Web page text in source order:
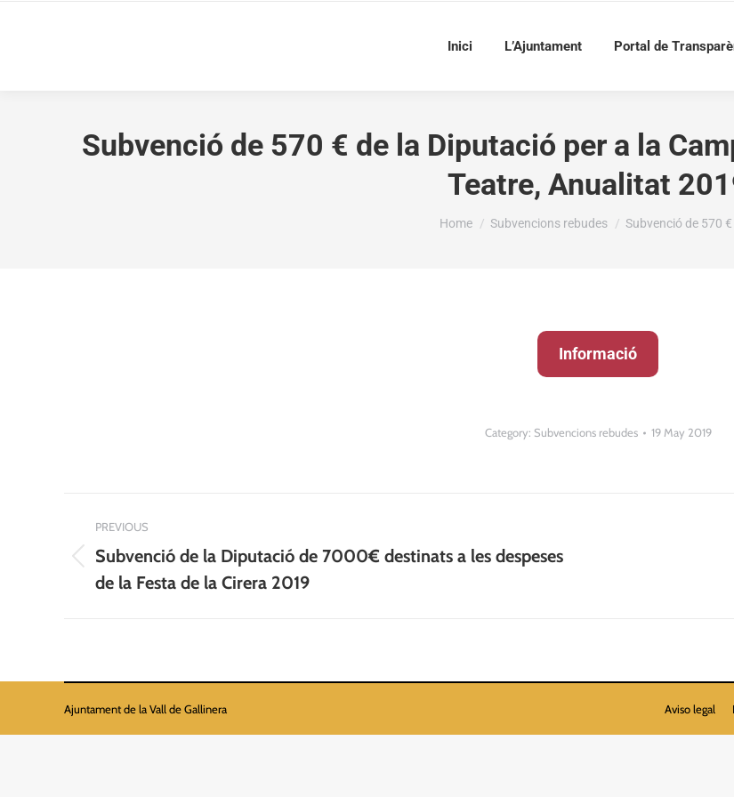
Inici L’Ajuntament Portal de
Subvenció de 570 € de la Diputació per a la
Teatre, Anualitat
You are here:
Home Subvencions rebudes Subvenció de 570
Informació
Category: Subvencions rebudes 19 May 2019
navigation
PREVIOUS
Previous
post:
Subvenció de la Diputació de 7000€ destinats a les despeses
de la Festa de la Cirera 2019
Ajuntament de la Vall de Gallinera Aviso legal